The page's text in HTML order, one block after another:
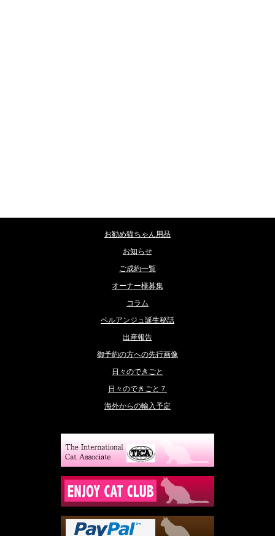
お勧め猫ちゃん用品
お知らせ
ご成約一覧
オーナー様募集
コラム
ベルアンジュ誕生秘話
出産報告
御予約の方への先行画像
日々のできごと
日々のできごと７
海外からの輸入予定